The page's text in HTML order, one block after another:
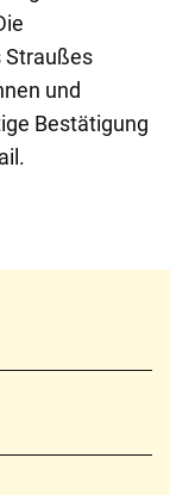
Straußes
und
Bestätigung